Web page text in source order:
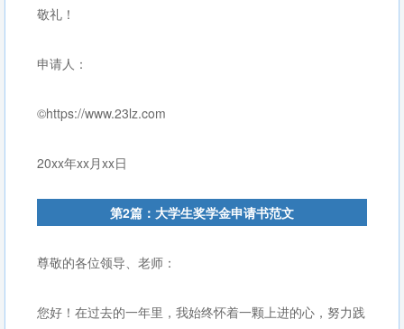
敬礼！
申请人：
©https://www.23lz.com
20xx年xx月xx日
第2篇：大学生奖学金申请书范文
尊敬的各位领导、老师：
您好！在过去的一年里，我始终怀着一颗上进的心，努力践